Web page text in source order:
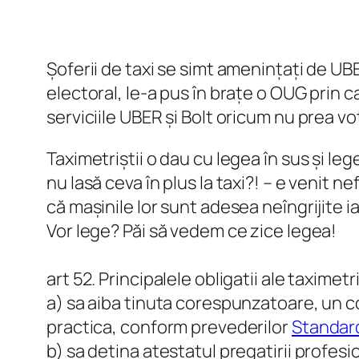
Șoferii de taxi se simt amenințați de
electoral, le-a pus în brațe o OUG prin
serviciile UBER și Bolt oricum nu prea
Taximetriștii o dau cu legea în sus și
nu lasă ceva în plus la taxi?! – e venit
că mașinile lor sunt adesea neîngrijite
Vor lege? Păi să vedem ce zice legea!
art 52. Principalele obligatii ale
a) sa aiba tinuta corespunzatoare, un
practica, conform prevederilor
b) sa detina atestatul pregatirii